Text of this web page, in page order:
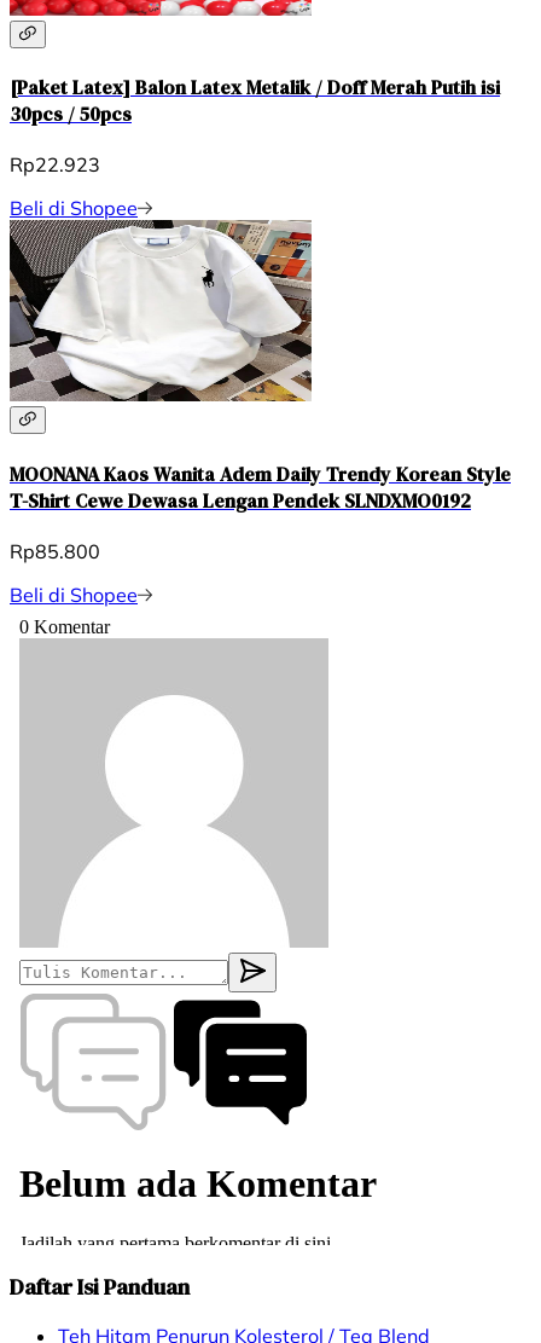
[Paket Latex] Balon Latex Metalik / Doff Merah Putih isi
30pcs / 50pcs
Rp22.923
Beli di Shopee
MOONANA Kaos Wanita Adem Daily Trendy Korean Style
T-Shirt Cewe Dewasa Lengan Pendek SLNDXMO0192
Rp85.800
Beli di Shopee
Daftar Isi Panduan
Teh Hitam Penurun Kolesterol / Tea Blend